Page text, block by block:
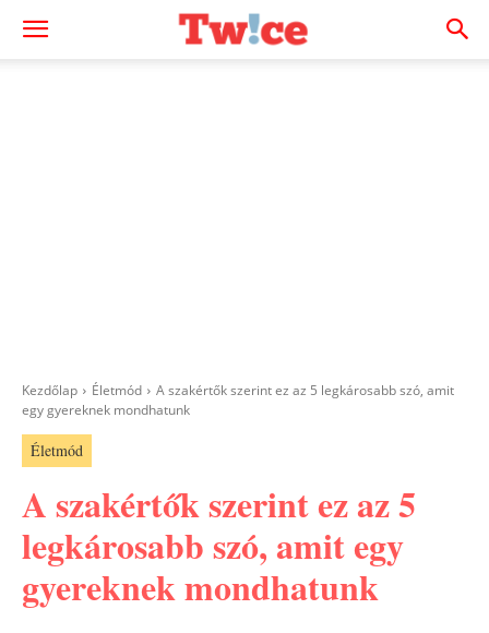
Kezdőlap Életmód
A szakértők szerint ez az 5 legkárosabb szó, amit
egy gyereknek mondhatunk
Életmód
A szakértők szerint ez az 5
legkárosabb szó, amit egy
gyereknek mondhatunk